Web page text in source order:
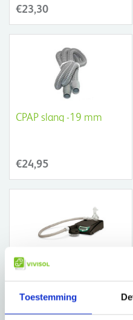
Toestemming
€23,30
CPAP slang -19 mm
€24,95
Lowenstein Medical
Smart 2 /-Vent S Slang
LOWENSTEIN MEDICAL